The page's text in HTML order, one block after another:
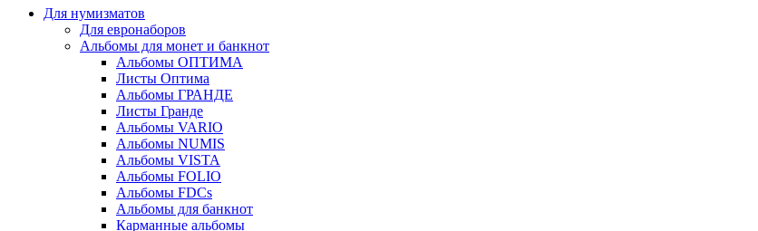
Для нумизматов
Для евронаборов
Альбомы для монет и банкнот
Альбомы ОПТИМА
Листы Оптима
Альбомы ГРАНДЕ
Листы Гранде
Альбомы VARIO
Альбомы NUMIS
Альбомы VISTA
Альбомы FOLIO
Альбомы FDCs
Альбомы для банкнот
Карманные альбомы